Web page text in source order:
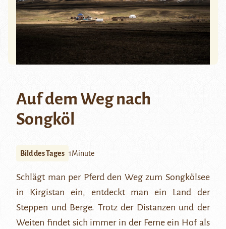
Auf dem Weg nach
Songköl
Bild des Tages 1Minute
Schlägt man per Pferd den Weg zum Songkölsee
in Kirgistan ein, entdeckt man ein Land der
Steppen und Berge. Trotz der Distanzen und der
Weiten findet sich immer in der Ferne ein Hof als